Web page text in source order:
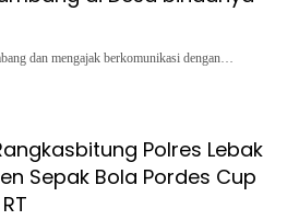
dan mengajak berkomunikasi dengan…
Polres Lebak
Sepak Bola Pordes Cup